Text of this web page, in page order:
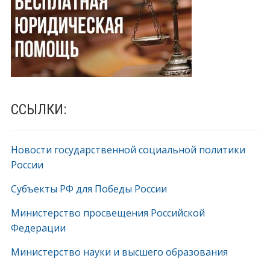
ССЫЛКИ:
Новости государственной социальной политики
России
Субъекты РФ для Победы России
Министерство просвещения Российской
Федерации
Министерство науки и высшего образования